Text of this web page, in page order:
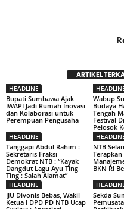
ARTIKEL
HEADLINE
Bupati Sumbawa Ajak
IWAPI Jadi Rumah Inovasi
dan Kolaborasi untuk
Perempuan Pengusaha
Wabup
Budaya
Tengah
Festival
Pelosok
HEADLINE
Tanggapi Abdul Rahim :
Sekretaris Fraksi
Demokrat NTB : “Kayak
Dangdut Lagu Ayu Ting
Ting : Salah Alamat”
NTB
Terapkan
BKN RI
HEADLINE
IJU Divonis Bebas, Wakil
Ketua I DPD PD NTB Ucap
Sekda